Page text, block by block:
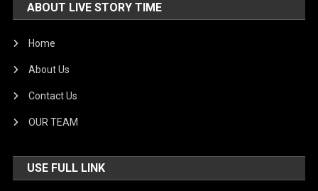
ABOUT LIVE STORY TIME
Home
About Us
Contact Us
OUR TEAM
USE FULL LINK